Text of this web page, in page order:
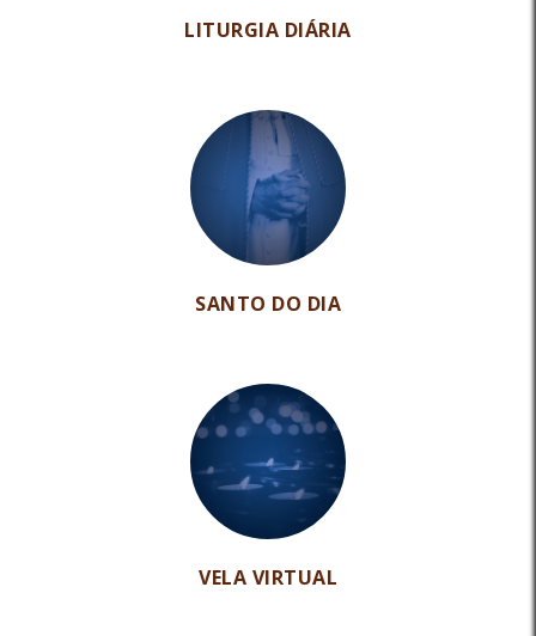
LITURGIA DIÁRIA
SANTO DO DIA
VELA VIRTUAL